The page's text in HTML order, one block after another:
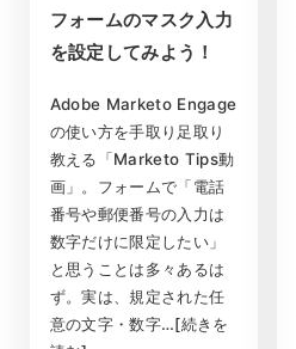
フォームのマスク入力
を設定してみよう！
Adobe Marketo Engage
の使い方を手取り足取り
教える「Marketo Tips動
画」。フォームで「電話
番号や郵便番号の入力は
数字だけに限定したい」
と思うことは多々あるは
ず。実は、規定された任
意の文字・数字…[続きを